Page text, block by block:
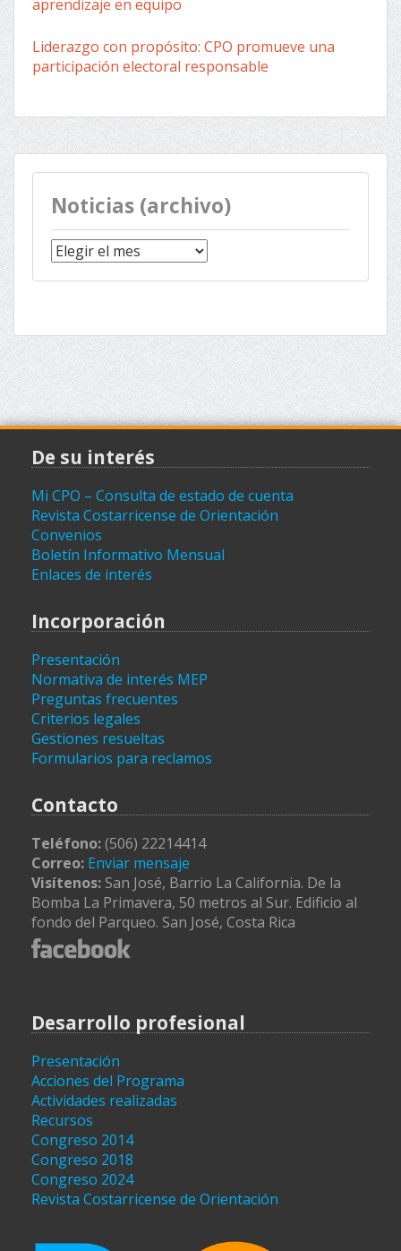
aprendizaje en equipo
Liderazgo con propósito: CPO promueve una
participación electoral responsable
Noticias (archivo)
Noticias
(archivo)
De su interés
Mi CPO – Consulta de estado de cuenta
Revista Costarricense de Orientación
Convenios
Boletín Informativo Mensual
Enlaces de interés
Incorporación
Presentación
Normativa de interés MEP
Preguntas frecuentes
Criterios legales
Gestiones resueltas
Formularios para reclamos
Contacto
Teléfono:(506) 22214414
Correo: Enviar mensaje
Visítenos: San José, Barrio La California. De la
Bomba La Primavera, 50 metros al Sur. Edificio al
fondo del Parqueo. San José, Costa Rica
Desarrollo profesional
Presentación
Acciones del Programa
Actividades realizadas
Recursos
Congreso 2014
Congreso 2018
Congreso 2024
Revista Costarricense de Orientación